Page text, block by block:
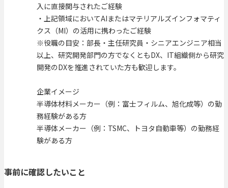
入に直接関与されたご経験
・上記領域においてAIまたはマテリアルズインフォマティ
クス（MI）の活用に携わったご経験
※役職の目安：部長・主任研究員・シニアエンジニア相当
以上、研究開発部門の方でなくともDX、IT組織側から研究
開発のDXを推進されていた方も歓迎します。
企業イメージ
半導体材料メーカー（例：富士フィルム、旭化成等）の勤
務経験がある方
半導体メーカー（例：TSMC、トヨタ自動車等）の勤務経
験がある方
事前に確認したいこと